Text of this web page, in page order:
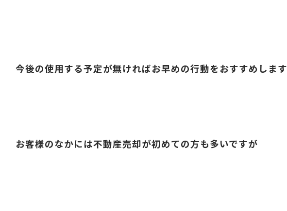
今後の使用する予定が無ければお早めの行動をおすすめします
お客様のなかには不動産売却が初めての方も多いですが